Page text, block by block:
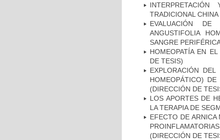
TRADICIONAL
EVALUACIÓN DE
ANGUSTIFOLIA
SANGRE
HOMEOPATÍA EN
DE TESIS)
EXPLORACIÓN
HOMEOPÁTICO) DE
(DIRECCIÓN DE
LOS APORTES DE
LA TERAPIA DE
EFECTO DE ARNICA
(DIRECCIÓN DE